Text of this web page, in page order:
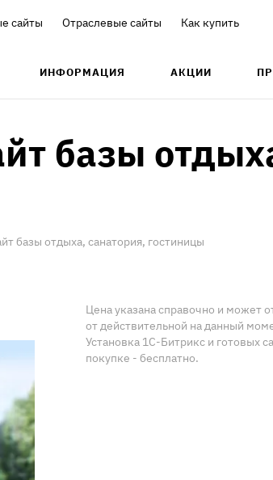
сайты Отраслевые сайты Как купить
ИНФОРМАЦИЯ АКЦИИ
базы
базы отдыха, санатория, гостиницы
Цена указана справочно и может
от действительной на данный
Установка 1С-Битрикс и готовых
покупке - бесплатно.